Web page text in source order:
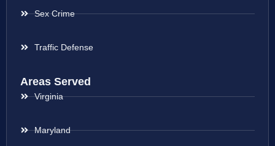
Sex Crime
Traffic Defense
Areas Served
Virginia
Maryland